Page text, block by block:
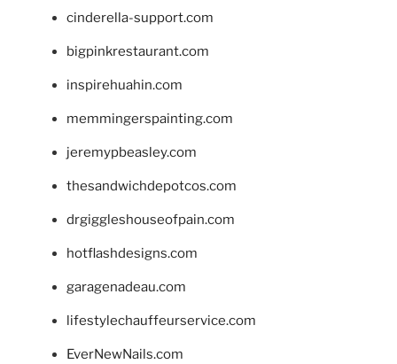
cinderella-support.com
bigpinkrestaurant.com
inspirehuahin.com
memmingerspainting.com
jeremypbeasley.com
thesandwichdepotcos.com
drgiggleshouseofpain.com
hotflashdesigns.com
garagenadeau.com
lifestylechauffeurservice.com
EverNewNails.com